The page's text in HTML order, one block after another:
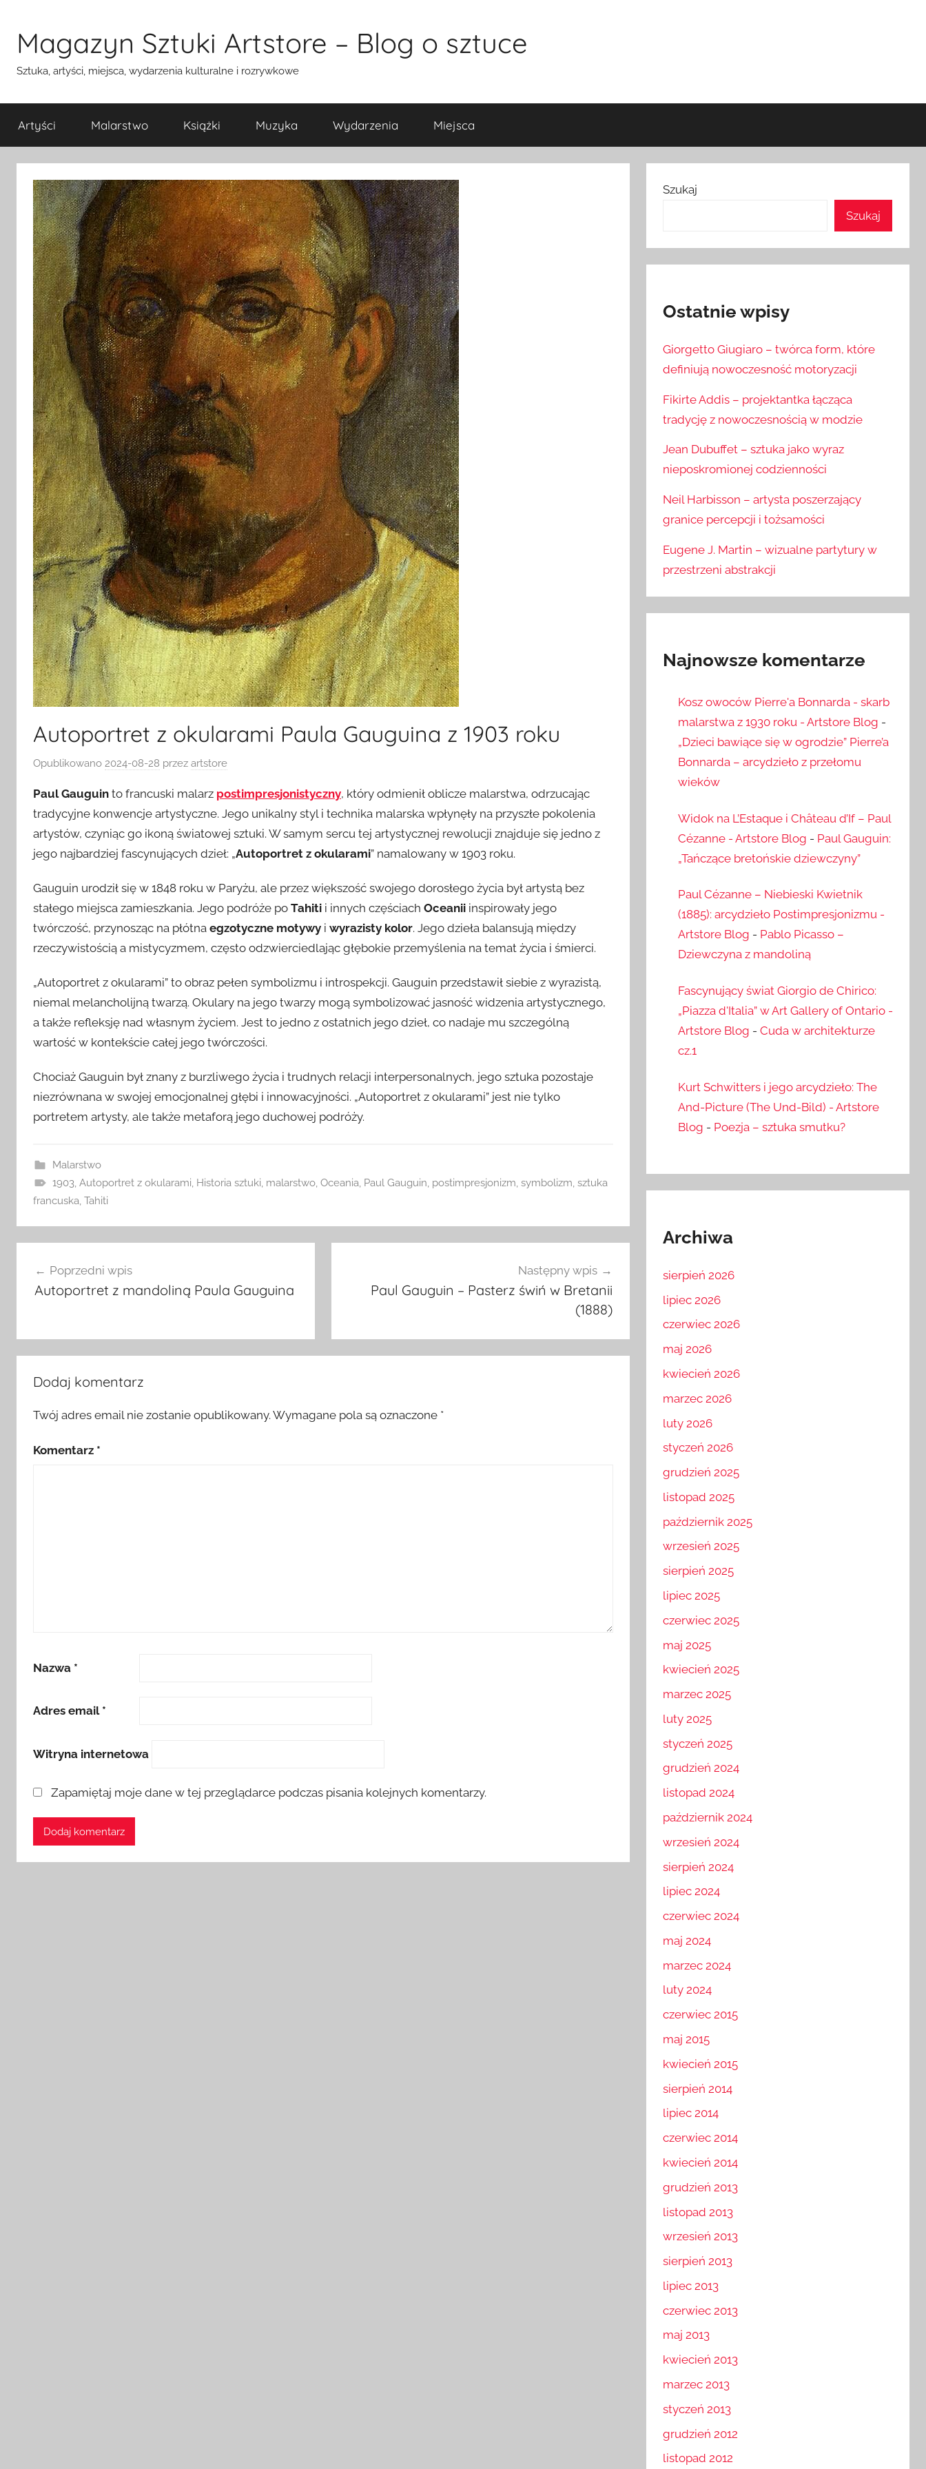
treściMagazyn Sztuki Artstore – Blog o sztuce
Sztuka, artyści, miejsca, wydarzenia kulturalne i rozrywkowe
Artyści Malarstwo Książki Muzyka Wydarzenia Miejsca
Autoportret z okularami Paula Gauguina z 1903 roku
Opublikowano 2024-08-28 przez artstore
Paul Gauguin to francuski malarz postimpresjonistyczny, który odmienił oblicze malarstwa, odrzucając
tradycyjne konwencje artystyczne. Jego unikalny styl i technika malarska wpłynęły na przyszłe pokolenia
artystów, czyniąc go ikoną światowej sztuki. W samym sercu tej artystycznej rewolucji znajduje się jedno z
jego najbardziej fascynujących dzieł: „Autoportret z okularami” namalowany w 1903 roku.
Gauguin urodził się w 1848 roku w Paryżu, ale przez większość swojego dorosłego życia był artystą bez
stałego miejsca zamieszkania. Jego podróże po Tahiti i innych częściach Oceanii inspirowały jego
twórczość, przynosząc na płótna egzotyczne motywy i wyrazisty kolor. Jego dzieła balansują między
rzeczywistością a mistycyzmem, często odzwierciedlając głębokie przemyślenia na temat życia i śmierci.
„Autoportret z okularami” to obraz pełen symbolizmu i introspekcji. Gauguin przedstawił siebie z wyrazistą,
niemal melancholijną twarzą. Okulary na jego twarzy mogą symbolizować jasność widzenia artystycznego,
a także refleksję nad własnym życiem. Jest to jedno z ostatnich jego dzieł, co nadaje mu szczególną
wartość w kontekście całej jego twórczości.
Chociaż Gauguin był znany z burzliwego życia i trudnych relacji interpersonalnych, jego sztuka pozostaje
niezrównana w swojej emocjonalnej głębi i innowacyjności. „Autoportret z okularami” jest nie tylko
portretem artysty, ale także metaforą jego duchowej podróży.
Malarstwo
1903, Autoportret z okularami, Historia sztuki, malarstwo, Oceania, Paul Gauguin, postimpresjonizm, symbolizm, sztuka
francuska, Tahiti
wpisuPoprzedni wpis
Autoportret z mandoliną Paula Gauguina
Następny wpis
Paul Gauguin – Pasterz świń w Bretanii
(1888)
Dodaj komentarz
Twój adres email nie zostanie opublikowany. Wymagane pola są oznaczone *
Komentarz *
Nazwa *
Adres email *
Witryna internetowa
Zapamiętaj moje dane w tej przeglądarce podczas pisania kolejnych komentarzy.
Szukaj
Szukaj
Ostatnie wpisy
Giorgetto Giugiaro – twórca form, które
definiują nowoczesność motoryzacji
Fikirte Addis – projektantka łącząca
tradycję z nowoczesnością w modzie
Jean Dubuffet – sztuka jako wyraz
nieposkromionej codzienności
Neil Harbisson – artysta poszerzający
granice percepcji i tożsamości
Eugene J. Martin – wizualne partytury w
przestrzeni abstrakcji
Najnowsze komentarze
Kosz owoców Pierre'a Bonnarda - skarb
malarstwa z 1930 roku - Artstore Blog -
„Dzieci bawiące się w ogrodzie” Pierre’a
Bonnarda – arcydzieło z przełomu
wieków
Widok na L’Estaque i Château d’If – Paul
Cézanne - Artstore Blog - Paul Gauguin:
„Tańczące bretońskie dziewczyny”
Paul Cézanne – Niebieski Kwietnik
(1885): arcydzieło Postimpresjonizmu -
Artstore Blog - Pablo Picasso –
Dziewczyna z mandoliną
Fascynujący świat Giorgio de Chirico:
„Piazza d'Italia” w Art Gallery of Ontario -
Artstore Blog - Cuda w architekturze
cz.1
Kurt Schwitters i jego arcydzieło: The
And-Picture (The Und-Bild) - Artstore
Blog - Poezja – sztuka smutku?
Archiwa
sierpień 2026
lipiec 2026
czerwiec 2026
maj 2026
kwiecień 2026
marzec 2026
luty 2026
styczeń 2026
grudzień 2025
listopad 2025
październik 2025
wrzesień 2025
sierpień 2025
lipiec 2025
czerwiec 2025
maj 2025
kwiecień 2025
marzec 2025
luty 2025
styczeń 2025
grudzień 2024
listopad 2024
październik 2024
wrzesień 2024
sierpień 2024
lipiec 2024
czerwiec 2024
maj 2024
marzec 2024
luty 2024
czerwiec 2015
maj 2015
kwiecień 2015
sierpień 2014
lipiec 2014
czerwiec 2014
kwiecień 2014
grudzień 2013
listopad 2013
wrzesień 2013
sierpień 2013
lipiec 2013
czerwiec 2013
maj 2013
kwiecień 2013
marzec 2013
styczeń 2013
grudzień 2012
listopad 2012